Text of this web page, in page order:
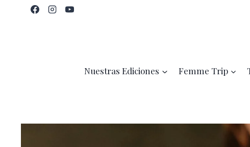
Nuestras Ediciones Femme Trip